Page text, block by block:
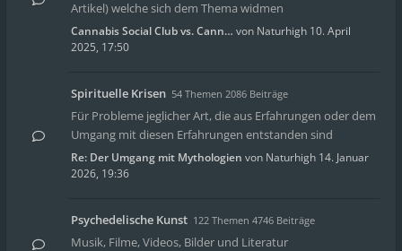
Artikel) welche sich dem Thema widmen
Cannabis Social Club vs. Cann… von Naturhigh 10. April
2025, 17:50
Spirituelle Krisen 54 Themen 2086 Beiträge
Für Probleme jeglicher Art, die aus Erfahrungen oder dem
Umgang mit diesen Erfahrungen entstanden sind
Re: Der Umgang mit Mythologien von Naturhigh 14. Januar
2026, 19:36
Psychedelische Kunst 122 Themen 4746 Beiträge
Musik, Filme, Videos, Bilder und Literatur